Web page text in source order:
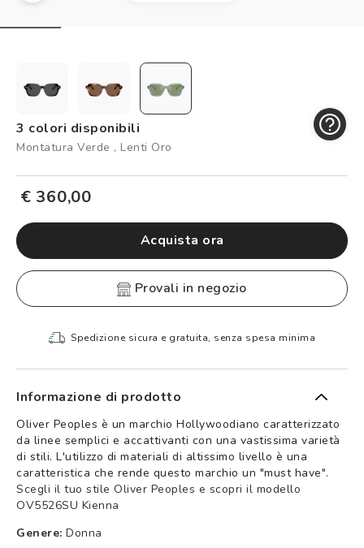
Controllo visivo
Logout
3 colori disponibili
Montatura Verde , Lenti Oro
€ 360,00
Acquista ora
provali in negozio
Spedizione sicura e gratuita, senza spesa minima
Informazione di prodotto
Oliver Peoples è un marchio Hollywoodiano caratterizzato
da linee semplici e accattivanti con una vastissima varietà
di stili. L'utilizzo di materiali di altissimo livello è una
caratteristica che rende questo marchio un "must have".
Scegli il tuo stile Oliver Peoples e scopri il modello
OV5526SU Kienna
Genere: Donna